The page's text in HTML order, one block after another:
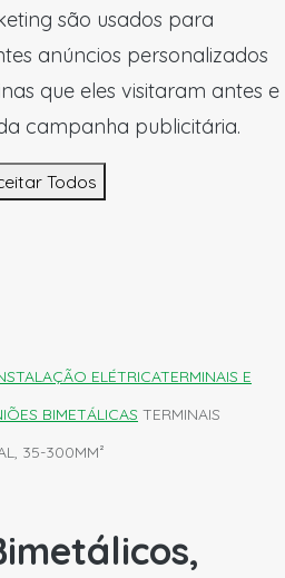
são usados para
anúncios personalizados
que eles visitaram antes e
campanha publicitária.
Todos
ELÉTRICATERMINAIS E
BIMETÁLICAS TERMINAIS
35-300MM²